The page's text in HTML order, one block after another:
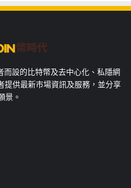
設的比特幣及去中心化、私隱網
提供最新市場資訊及服務，並分享
景。